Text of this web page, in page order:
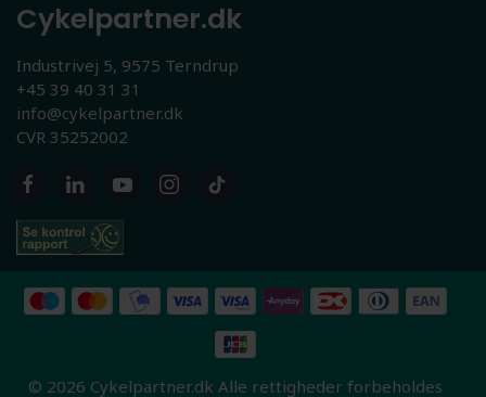
Cykelpartner.dk
Industrivej 5, 9575 Terndrup
+45 39 40 31 31
info@cykelpartner.dk
CVR 35252002
© 2026 Cykelpartner.dk Alle rettigheder forbeholdes